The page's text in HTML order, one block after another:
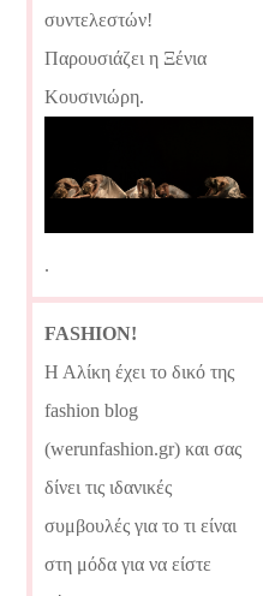
συντελεστών!
Παρουσιάζει η Ξένια
Κουσινιώρη.
.
FASHION!
Η Αλίκη έχει το δικό της
fashion blog
(werunfashion.gr) και σας
δίνει τις ιδανικές
συμβουλές για το τι είναι
στη μόδα για να είστε